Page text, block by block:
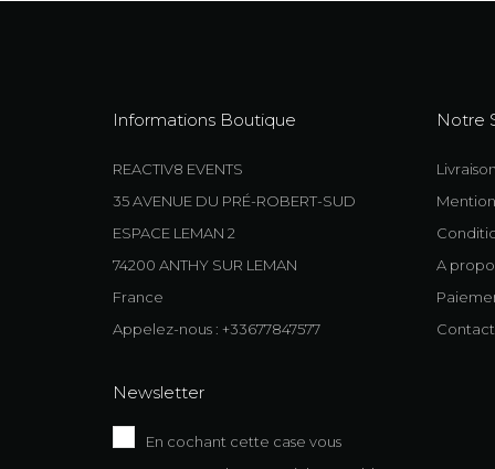
Informations Boutique
REACTIV8 EVENTS
35 AVENUE DU PRÉ-ROBERT-SUD
ESPACE LEMAN 2
74200 ANTHY SUR LEMAN
France
Appelez-nous : +33677847577
Newsletter
En cochant cette case vous
Notre
A
Contact